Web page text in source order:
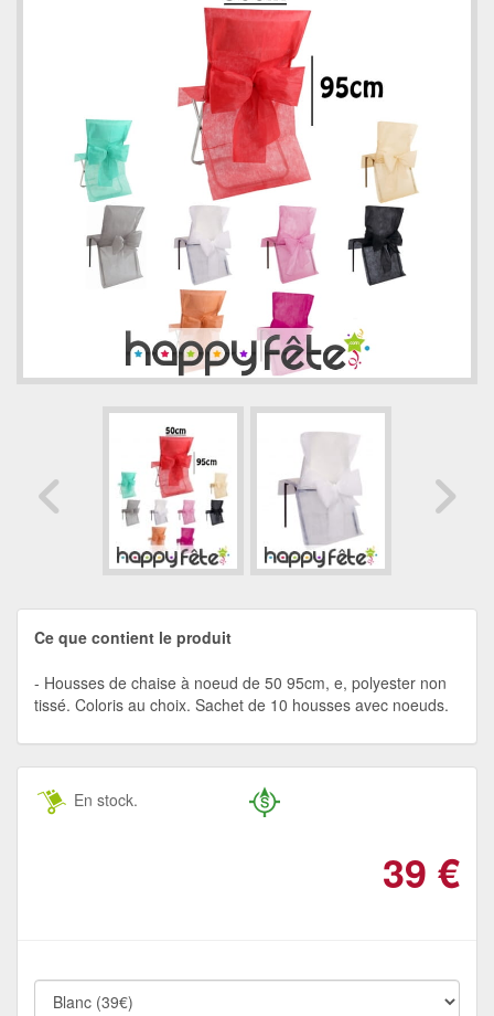
Ce que contient le produit
Housses de chaise à noeud de 50 95cm, e, polyester non
tissé. Coloris au choix. Sachet de 10 housses avec noeuds.
En stock.
39 €